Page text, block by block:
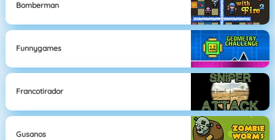
Bomberman
Funnygames
Francotirador
Gusanos